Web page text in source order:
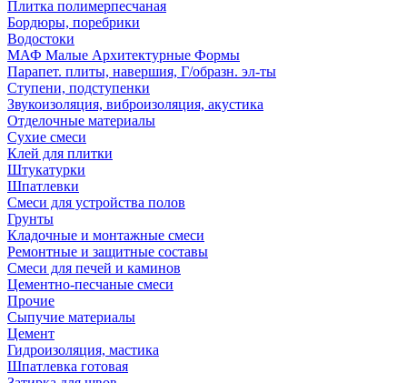
Плитка полимерпесчаная
Бордюры, поребрики
Водостоки
МАФ Малые Архитектурные Формы
Парапет. плиты, навершия, Г/образн. эл-ты
Ступени, подступенки
Звукоизоляция, виброизоляция, акустика
Отделочные материалы
Сухие смеси
Клей для плитки
Штукатурки
Шпатлевки
Смеси для устройства полов
Грунты
Кладочные и монтажные смеси
Ремонтные и защитные составы
Смеси для печей и каминов
Цементно-песчаные смеси
Прочие
Сыпучие материалы
Цемент
Гидроизоляция, мастика
Шпатлевка готовая